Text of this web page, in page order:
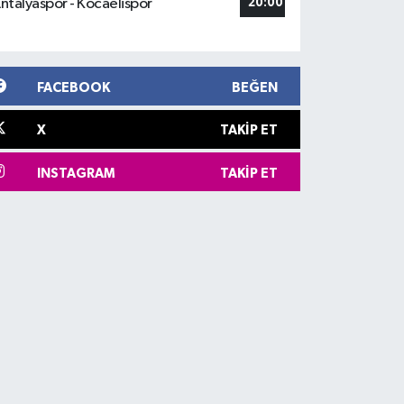
- Kocaelispor 20:00
FACEBOOK BEĞEN
X TAKIP ET
INSTAGRAM TAKIP ET